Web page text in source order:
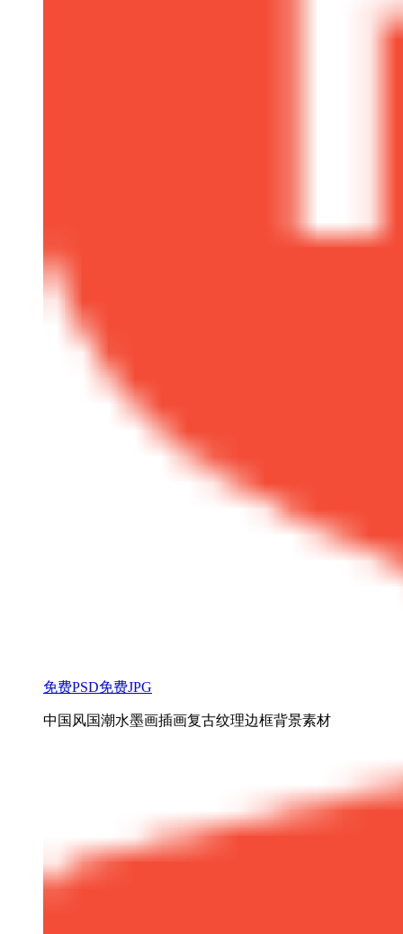
免费PSD免费JPG
中国风国潮水墨画插画复古纹理边框背景素材